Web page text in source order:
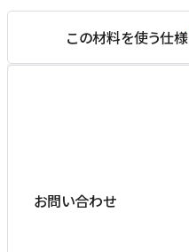
この材料を使う仕様
お問い合わせ